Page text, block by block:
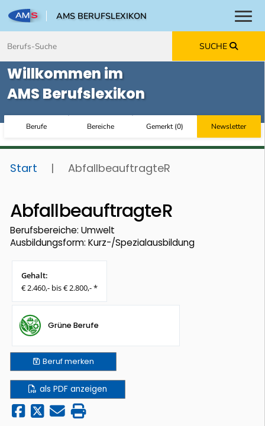
AMS BERUFSLEXIKON
SUCHE
Willkommen im
AMS Berufslexikon
Berufe Bereiche Gemerkt(0) Newsletter
Start | AbfallbeauftragteR
AbfallbeauftragteR
Berufsbereiche: Umwelt
Ausbildungsform: Kurz-/Spezialausbildung
Gehalt:
€ 2.460,- bis € 2.800,- *
Grüne Berufe
Berufmerken
als PDF anzeigen